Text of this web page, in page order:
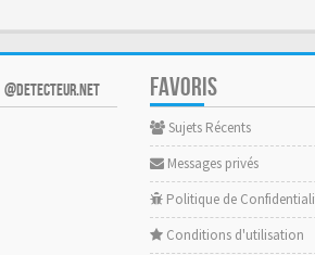
@DETECTEUR.NET FAVORIS
Sujets Récents
Messages privés
Politique de
Conditions d'utilisation